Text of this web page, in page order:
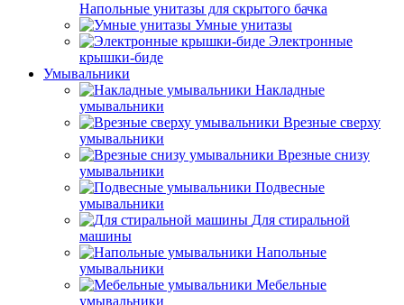
Напольные унитазы для скрытого бачка
Умные унитазы
Электронные
крышки-биде
Умывальники
Накладные
умывальники
Врезные сверху
умывальники
Врезные снизу
умывальники
Подвесные
умывальники
Для стиральной
машины
Напольные
умывальники
Мебельные
умывальники